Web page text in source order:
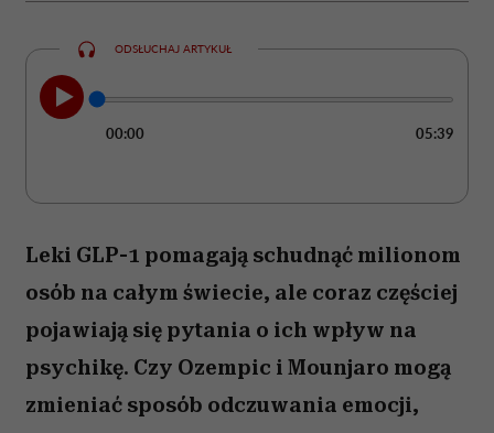
ODSŁUCHAJ ARTYKUŁ
00:00 05:39
Leki GLP-1 pomagają schudnąć milionom
osób na całym świecie, ale coraz częściej
pojawiają się pytania o ich wpływ na
psychikę. Czy Ozempic i Mounjaro mogą
zmieniać sposób odczuwania emocji,